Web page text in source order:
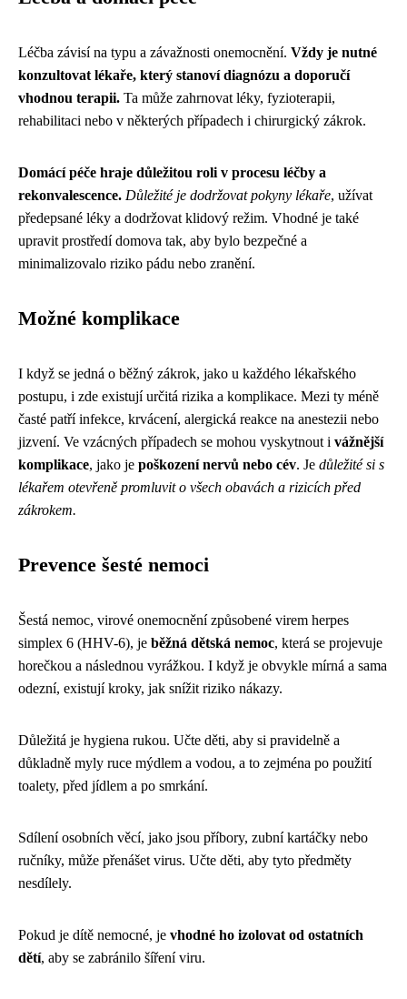
Léčba závisí na typu a závažnosti onemocnění. Vždy je nutné
konzultovat lékaře, který stanoví diagnózu a doporučí
vhodnou terapii. Ta může zahrnovat léky, fyzioterapii,
rehabilitaci nebo v některých případech i chirurgický zákrok.
Domácí péče hraje důležitou roli v procesu léčby a
rekonvalescence. Důležité je dodržovat pokyny lékaře, užívat
předepsané léky a dodržovat klidový režim. Vhodné je také
upravit prostředí domova tak, aby bylo bezpečné a
minimalizovalo riziko pádu nebo zranění.
Možné komplikace
I když se jedná o běžný zákrok, jako u každého lékařského
postupu, i zde existují určitá rizika a komplikace. Mezi ty méně
časté patří infekce, krvácení, alergická reakce na anestezii nebo
jizvení. Ve vzácných případech se mohou vyskytnout i vážnější
komplikace, jako je poškození nervů nebo cév. Je důležité si s
lékařem otevřeně promluvit o všech obavách a rizicích před
zákrokem.
Prevence šesté nemoci
Šestá nemoc, virové onemocnění způsobené virem herpes
simplex 6 (HHV-6), je běžná dětská nemoc, která se projevuje
horečkou a následnou vyrážkou. I když je obvykle mírná a sama
odezní, existují kroky, jak snížit riziko nákazy.
Důležitá je hygiena rukou. Učte děti, aby si pravidelně a
důkladně myly ruce mýdlem a vodou, a to zejména po použití
toalety, před jídlem a po smrkání.
Sdílení osobních věcí, jako jsou příbory, zubní kartáčky nebo
ručníky, může přenášet virus. Učte děti, aby tyto předměty
nesdílely.
Pokud je dítě nemocné, je vhodné ho izolovat od ostatních
dětí, aby se zabránilo šíření viru.